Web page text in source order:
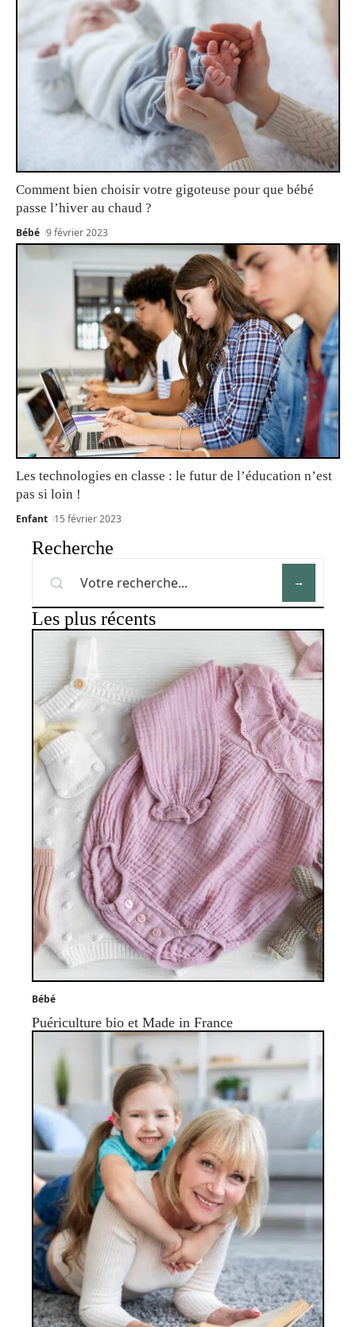
Comment bien choisir votre gigoteuse pour que bébé
passe l’hiver au chaud ?
Bébé 9 février 2023
Les technologies en classe : le futur de l’éducation n’est
pas si loin !
Enfant 15 février 2023
Recherche
Les plus récents
Bébé
Puériculture bio et Made in France